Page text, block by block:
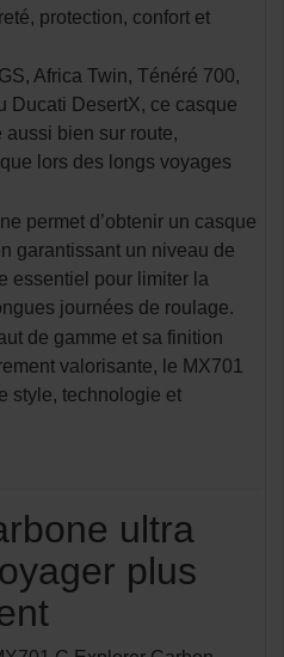
protection, confort et
Africa Twin, Ténéré 700,
Ducati DesertX, ce casque
bien sur route,
lors des longs voyages
permet d’obtenir un casque
garantissant un niveau de
essentiel pour limiter la
journées de roulage.
de gamme et sa finition
valorisante, le MX701
style, technologie et
ultra
plus